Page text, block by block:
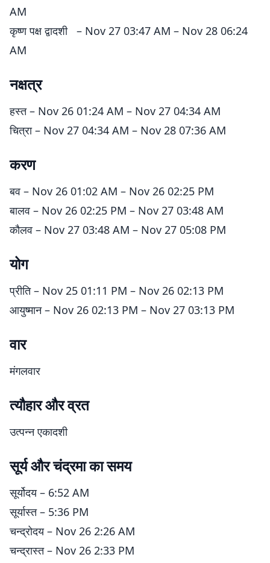
AM
कृष्ण पक्ष द्वादशी – Nov 27 03:47 AM – Nov 28 06:24
AM
नक्षत्र
हस्त – Nov 26 01:24 AM – Nov 27 04:34 AM
चित्रा – Nov 27 04:34 AM – Nov 28 07:36 AM
करण
बव – Nov 26 01:02 AM – Nov 26 02:25 PM
बालव – Nov 26 02:25 PM – Nov 27 03:48 AM
कौलव – Nov 27 03:48 AM – Nov 27 05:08 PM
योग
प्रीति – Nov 25 01:11 PM – Nov 26 02:13 PM
आयुष्मान – Nov 26 02:13 PM – Nov 27 03:13 PM
वार
मंगलवार
त्यौहार और व्रत
उत्पन्न एकादशी
सूर्य और चंद्रमा का समय
सूर्योदय – 6:52 AM
सूर्यास्त – 5:36 PM
चन्द्रोदय – Nov 26 2:26 AM
चन्द्रास्त – Nov 26 2:33 PM